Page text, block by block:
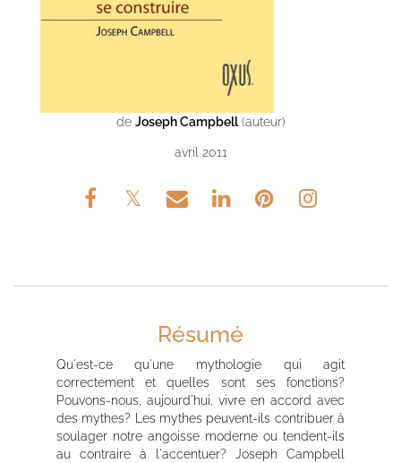
de Joseph Campbell(auteur)
avril 2011
Résumé
Qu'est-ce qu'une mythologie qui agit
correctement et quelles sont ses fonctions?
Pouvons-nous, aujourd'hui, vivre en accord avec
des mythes? Les mythes peuvent-ils contribuer à
soulager notre angoisse moderne ou tendent-ils
au contraire à l'accentuer? Joseph Campbell